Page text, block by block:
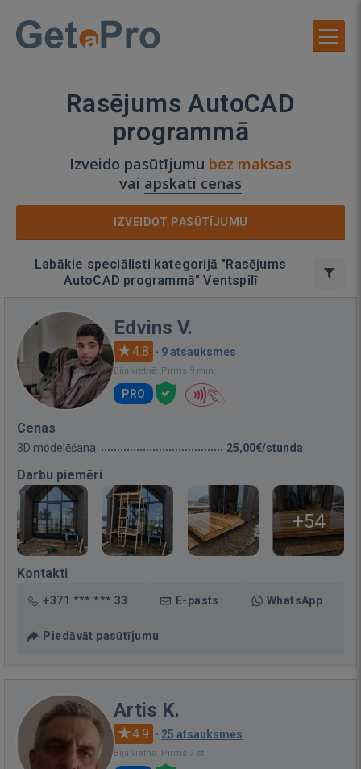
Rasējums AutoCAD
programmā
Izveido pasūtījumu bez maksas
vai apskati cenas
IZVEIDOT PASŪTĪJUMU
Labākie speciālisti kategorijā "Rasējums
AutoCAD programmā" Ventspilī
Edvins V.
4.8 · 9 atsauksmes
Bija vietnē: Pirms 9 min.
PRO
Cenas
3D modelēšana 25,00€/stunda
Darbu piemēri
+54
Kontakti
+371 *** *** 33 E-pasts WhatsApp
Piedāvāt pasūtījumu
Artis K.
4.9 · 25 atsauksmes
Bija vietnē: Pirms 7 st.